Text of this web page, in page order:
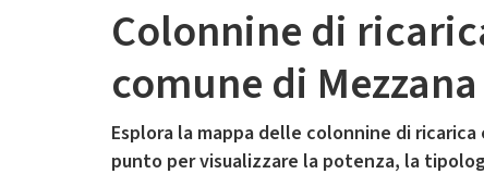
Colonnine di
comune di Mezzana
Esplora la mappa delle colonnine di
punto per visualizzare la potenza, la